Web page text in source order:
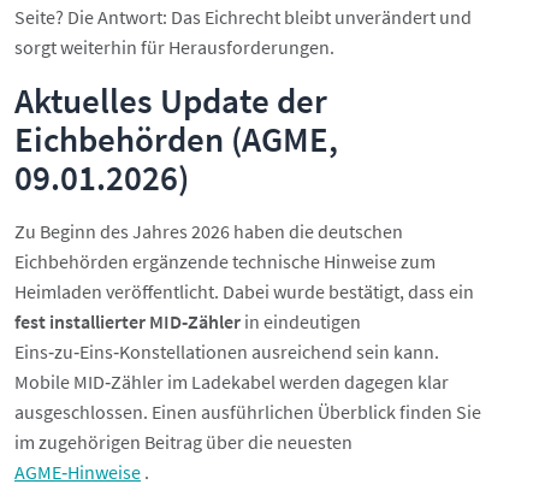
Seite? Die Antwort: Das Eichrecht bleibt unverändert und
sorgt weiterhin für Herausforderungen.
Aktuelles Update der
Eichbehörden (AGME,
09.01.2026)
Zu Beginn des Jahres 2026 haben die deutschen
Eichbehörden ergänzende technische Hinweise zum
Heimladen veröffentlicht. Dabei wurde bestätigt, dass ein
fest installierter MID‑Zähler in eindeutigen
Eins‑zu‑Eins‑Konstellationen ausreichend sein kann.
Mobile MID‑Zähler im Ladekabel werden dagegen klar
ausgeschlossen. Einen ausführlichen Überblick finden Sie
im zugehörigen Beitrag über die neuesten
AGME‑Hinweise .